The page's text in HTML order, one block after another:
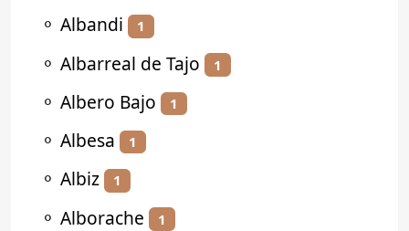
⚬ Albandi 1
⚬ Albarreal de Tajo 1
⚬ Albero Bajo 1
⚬ Albesa 1
⚬ Albiz 1
⚬ Alborache 1